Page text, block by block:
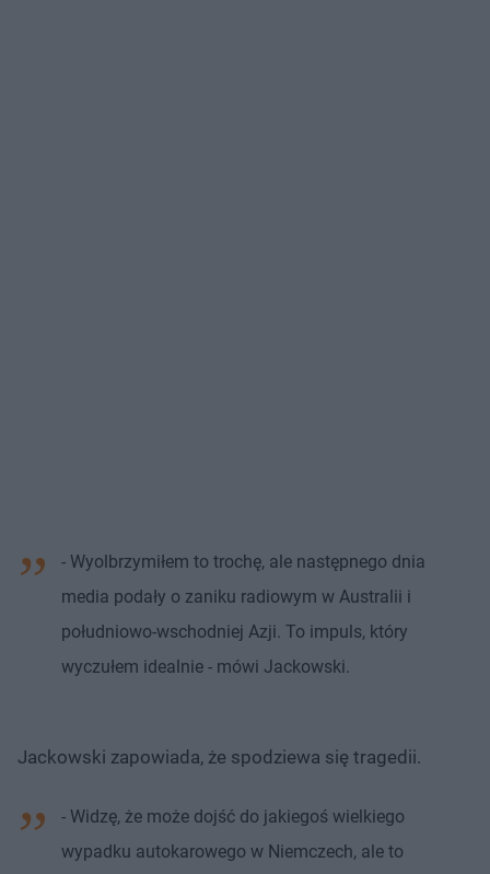
- Wyolbrzymiłem to trochę, ale następnego dnia
media podały o zaniku radiowym w Australii i
południowo-wschodniej Azji. To impuls, który
wyczułem idealnie - mówi Jackowski.
Jackowski zapowiada, że spodziewa się tragedii.
- Widzę, że może dojść do jakiegoś wielkiego
wypadku autokarowego w Niemczech, ale to